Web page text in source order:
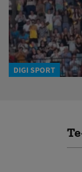
DIGI SPORT